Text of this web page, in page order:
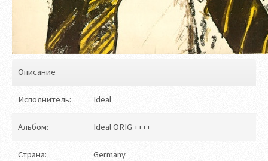
Описание
Исполнитель: Ideal
Альбом: Ideal ORIG ++++
Страна: Germany